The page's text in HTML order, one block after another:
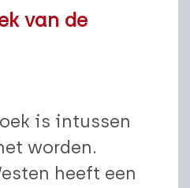
van de
is intussen
worden.
heeft een